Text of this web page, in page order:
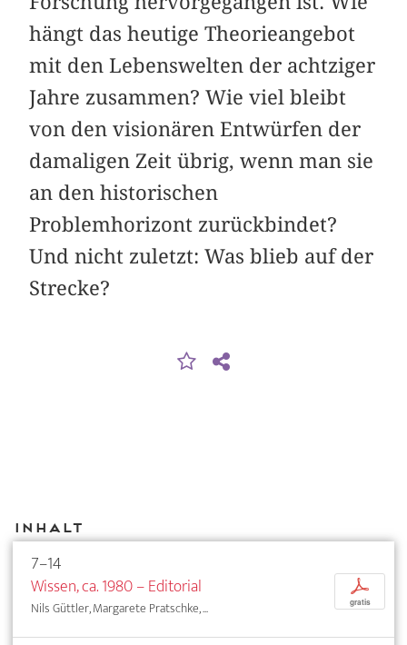
hängt das heutige Theorieangebot
mit den Lebenswelten der achtziger
Jahre zusammen? Wie viel bleibt
von den visionären Entwürfen der
damaligen Zeit übrig, wenn man sie
an den historischen
Problemhorizont zurückbindet?
Und nicht zuletzt: Was blieb auf der
Strecke?
Inhalt
7–14
Wissen, ca. 1980 – Editorial
Nils Güttler, Margarete Pratschke, ...
p
gratis